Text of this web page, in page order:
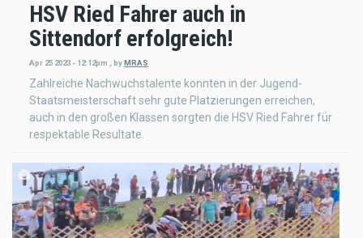
HSV Ried Fahrer auch in
Sittendorf erfolgreich!
Apr 25 2023 - 12:12pm byMRAS
Zahlreiche Nachwuchstalente konnten in der Jugend-
Staatsmeisterschaft sehr gute Platzierungen erreichen,
auch in den großen Klassen sorgten die HSV Ried Fahrer für
respektable Resultate.